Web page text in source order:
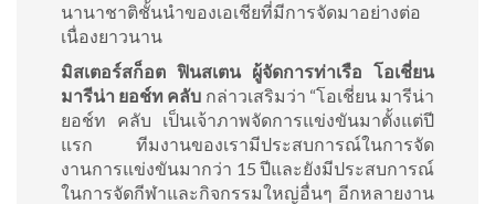
นานาชาติชั้นนำของเอเชียที่มีการจัดมาอย่างต่อ
เนื่องยาวนาน
มิสเตอร์สก็อต ฟินสเตน ผู้จัดการท่าเรือ โอเชี่ยน
มารีน่า ยอช์ท คลับ กล่าวเสริมว่า “โอเชี่ยน มารีน่า
ยอช์ท คลับ เป็นเจ้าภาพจัดการแข่งขันมาตั้งแต่ปี
แรก ทีมงานของเรามีประสบการณ์ในการจัด
งานการแข่งขันมากว่า 15 ปีและยังมีประสบการณ์
ในการจัดกีฬาและกิจกรรมใหญ่อื่นๆ อีกหลายงาน